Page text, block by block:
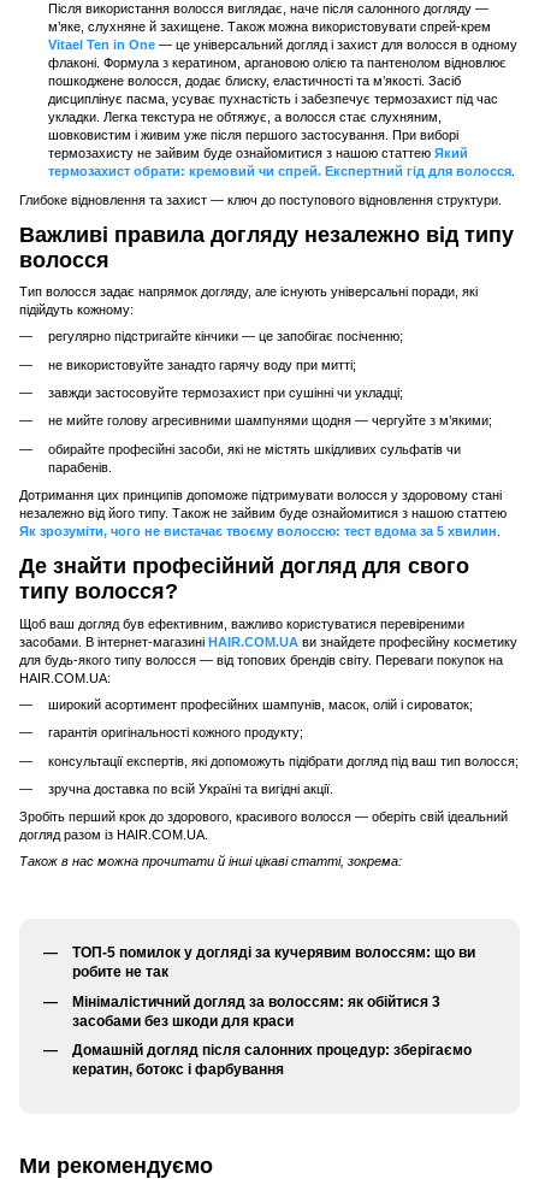
Після використання волосся виглядає, наче після салонного догляду —
м’яке, слухняне й захищене. Також можна використовувати cпрей-крем
Vitael Ten in One — це універсальний догляд і захист для волосся в одному
флаконі. Формула з кератином, аргановою олією та пантенолом відновлює
пошкоджене волосся, додає блиску, еластичності та м’якості. Засіб
дисциплінує пасма, усуває пухнастість і забезпечує термозахист під час
укладки. Легка текстура не обтяжує, а волосся стає слухняним,
шовковистим і живим уже після першого застосування. При виборі
термозахисту не зайвим буде ознайомитися з нашою статтею Який
термозахист обрати: кремовий чи спрей. Експертний гід для волосся
Глибоке відновлення та захист — ключ до поступового відновлення структури.
Важливі правила догляду незалежно від типу
волосся
Тип волосся задає напрямок догляду, але існують універсальні поради, які
підійдуть кожному:
регулярно підстригайте кінчики — це запобігає посіченню;
не використовуйте занадто гарячу воду при митті;
завжди застосовуйте термозахист при сушінні чи укладці;
не мийте голову агресивними шампунями щодня — чергуйте з м’якими;
обирайте професійні засоби, які не містять шкідливих сульфатів чи
парабенів.
Дотримання цих принципів допоможе підтримувати волосся у здоровому стані
незалежно від його типу. Також не зайвим буде ознайомитися з нашою статтею
Як зрозуміти, чого не вистачає твоєму волоссю: тест вдома за 5 хвилин
Де знайти професійний догляд для свого
типу волосся?
Щоб ваш догляд був ефективним, важливо користуватися перевіреними
засобами. В інтернет-магазині HAIR.COM.UA ви знайдете професійну косметику
для будь-якого типу волосся — від топових брендів світу. Переваги покупок на
HAIR.COM.UA:
широкий асортимент професійних шампунів, масок, олій і сироваток;
гарантія оригінальності кожного продукту;
консультації експертів, які допоможуть підібрати догляд під ваш тип волосся;
зручна доставка по всій Україні та вигідні акції.
Зробіть перший крок до здорового, красивого волосся — оберіть свій ідеальний
догляд разом із HAIR.COM.UA.
Також в нас можна прочитати й інші цікаві статті, зокрема:
ТОП-5 помилок у догляді за кучерявим волоссям: що ви
робите не так
Мінімалістичний догляд за волоссям: як обійтися 3
засобами без шкоди для краси
Домашній догляд після салонних процедур: зберігаємо
кератин, ботокс і фарбування
Ми рекомендуємо